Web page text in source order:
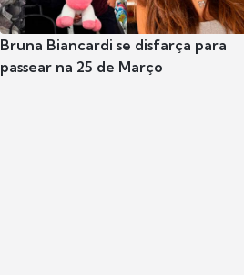
Bruna Biancardi se disfarça para
passear na 25 de Março